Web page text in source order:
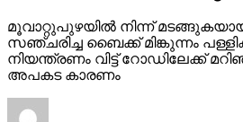
മൂവാറ്റുപുഴയില്‍ നിന്ന്
സഞ്ചരിച്ച ബൈക്ക് മിങ്കുന്നം
നിയന്ത്രണം വിട്ട് റോഡിലേക്ക്
അപകട കാരണം